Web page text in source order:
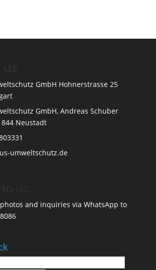
GmbH Hohnerstrasse 25
GmbH, Andreas Schuber
Neustadt
umweltschutz.de
and inquiries via WhatsApp to